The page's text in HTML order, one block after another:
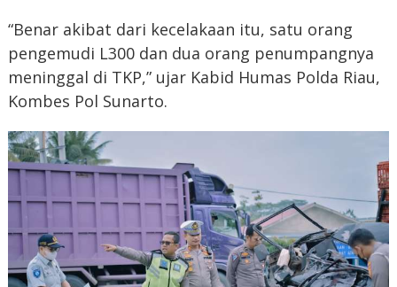
“Benar akibat dari kecelakaan itu, satu orang
pengemudi L300 dan dua orang penumpangnya
meninggal di TKP,” ujar Kabid Humas Polda Riau,
Kombes Pol Sunarto.